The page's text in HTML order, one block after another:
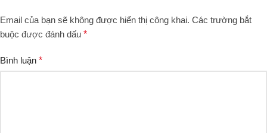
Email của bạn sẽ không được hiển thị công khai. Các trường bắt
buộc được đánh dấu *
Bình luận *